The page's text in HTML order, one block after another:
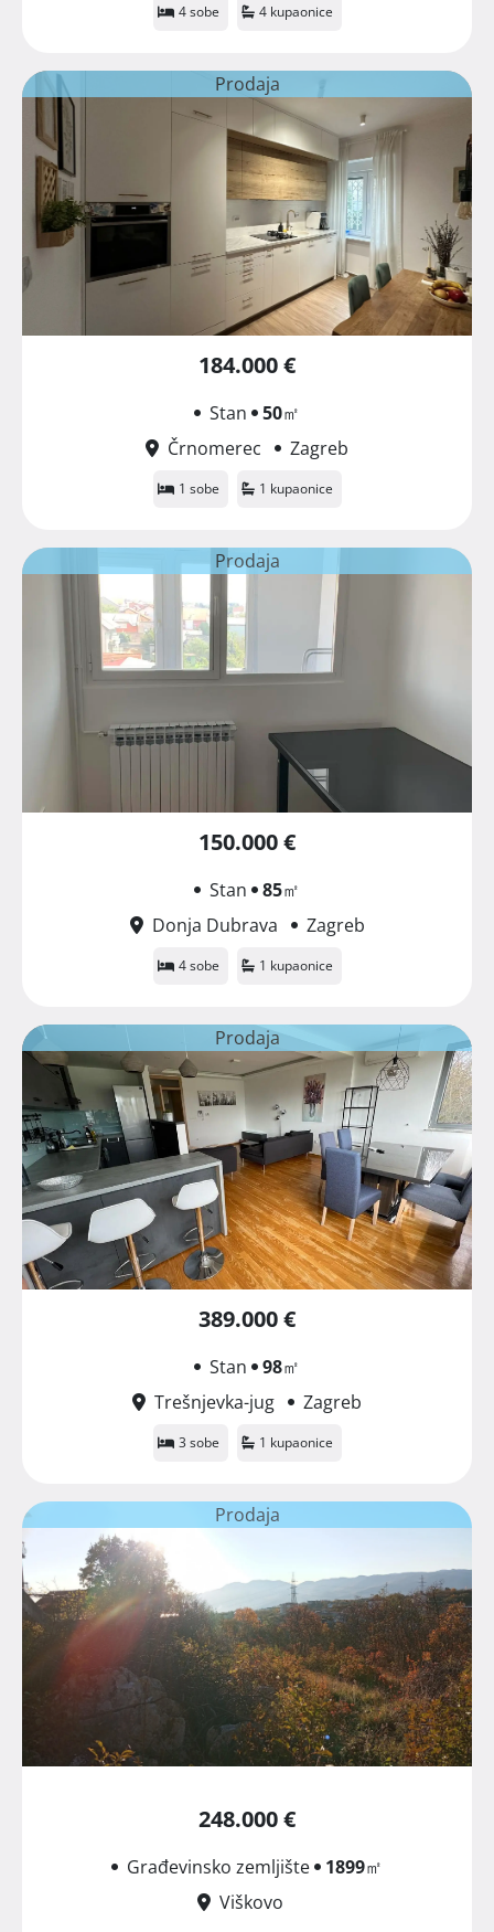
4 sobe 4 kupaonice
Prodaja
184.000 €
Stan 50㎡
Črnomerec
Zagreb
1 sobe 1 kupaonice
Prodaja
150.000 €
Stan 85㎡
Donja Dubrava
Zagreb
4 sobe 1 kupaonice
Prodaja
389.000 €
Stan 98㎡
Trešnjevka-jug
Zagreb
3 sobe 1 kupaonice
Prodaja
248.000 €
Građevinsko zemljište 1899㎡
Viškovo